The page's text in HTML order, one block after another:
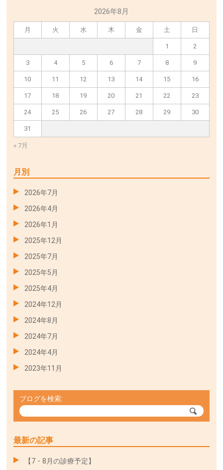
2026年8月
月 火 水 木 金 土 日
« 7月
1 2
3 4 5 6 7 8 9
10 11 12 13 14 15 16
17 18 19 20 21 22 23
24 25 26 27 28 29 30
31
月別
2026年7月
2026年4月
2026年1月
2025年12月
2025年7月
2025年5月
2025年4月
2024年12月
2024年8月
2024年7月
2024年4月
2023年11月
ブログを検索:
最新の記事
【7・8月の診療予定】